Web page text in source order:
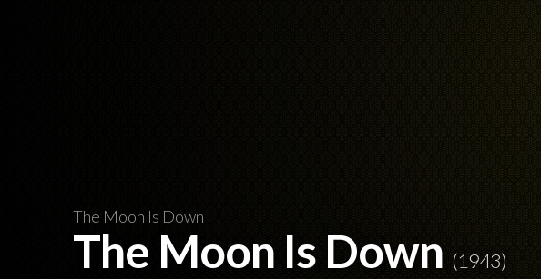
The Moon Is Down
The Moon Is Down (1943)